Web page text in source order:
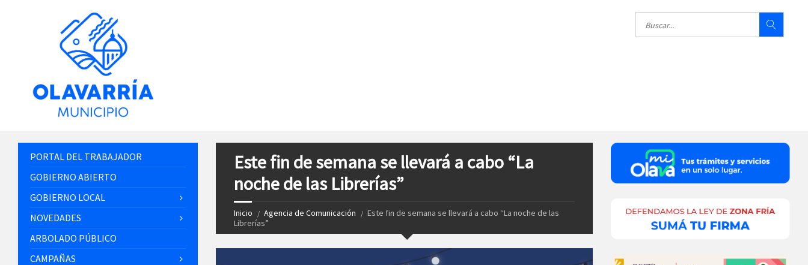
Este fin de semana se llevará a cabo “La
noche de las Librerías”
Inicio Agencia de Comunicación
Este fin de semana se llevará a cabo “La noche de las
Librerías”
PORTAL DEL TRABAJADOR
GOBIERNO ABIERTO
GOBIERNO LOCAL
NOVEDADES
ARBOLADO PÚBLICO
CAMPAÑAS